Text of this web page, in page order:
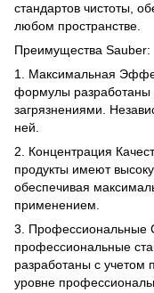
стандартов чистоты,
любом пространстве.
Преимущества Sauber:
1. Максимальная
формулы
загрязнениями.
ней.
2. Концентрация
продукты имеют
обеспечивая
применением.
3. Профессиональные
профессиональные
разработаны с учетом
уровне